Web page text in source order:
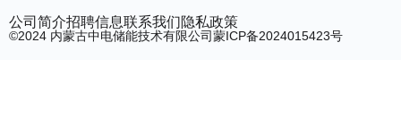
©2024 内蒙古中电储能技术有限公司蒙ICP备2024015423号
公司简介招聘信息联系我们隐私政策